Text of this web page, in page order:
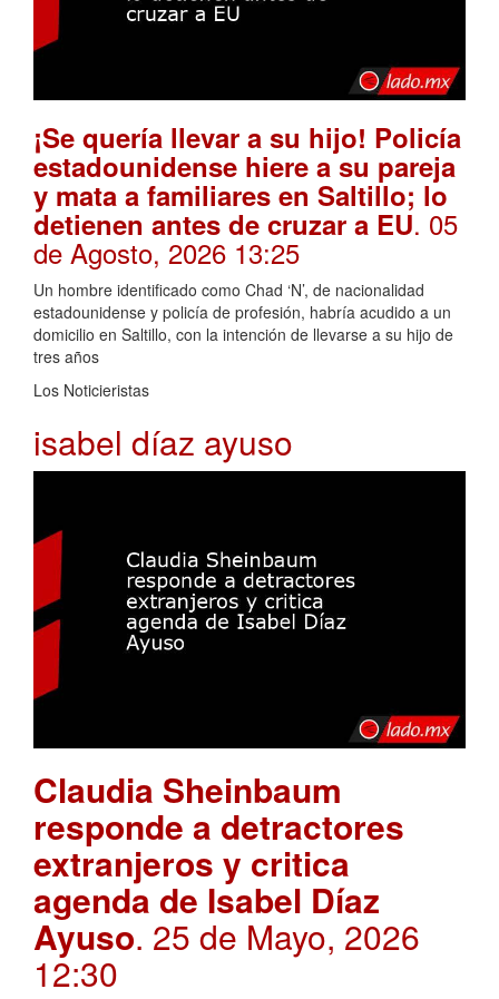
¡Se quería llevar a su hijo! Policía
estadounidense hiere a su pareja
y mata a familiares en Saltillo; lo
detienen antes de cruzar a EU. 05
de Agosto, 2026 13:25
Un hombre identificado como Chad ‘N’, de nacionalidad
estadounidense y policía de profesión, habría acudido a un
domicilio en Saltillo, con la intención de llevarse a su hijo de
tres años
Los Noticieristas
isabel díaz ayuso
Claudia Sheinbaum
responde a detractores
extranjeros y critica
agenda de Isabel Díaz
Ayuso. 25 de Mayo, 2026
12:30